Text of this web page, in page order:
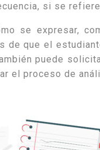
si se refiere
se expresar,
de que el
puede
el proceso de